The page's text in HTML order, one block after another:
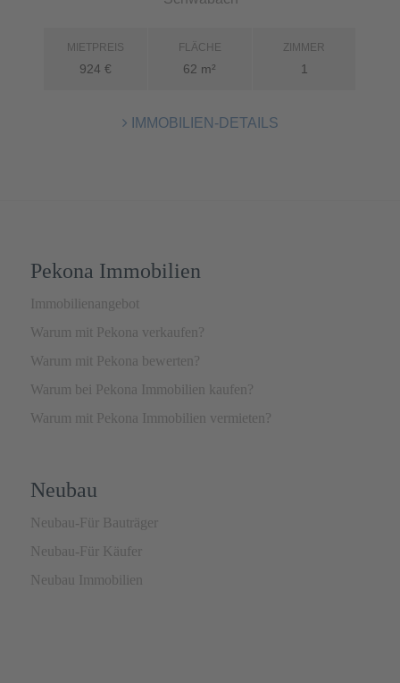
Pekona Immobilien
Immobilienangebot
Warum mit Pekona verkaufen?
Warum mit Pekona bewerten?
Warum bei Pekona Immobilien kaufen?
Warum mit Pekona Immobilien vermieten?
Neubau
Neubau-Für Bauträger
Neubau-Für Käufer
Neubau Immobilien